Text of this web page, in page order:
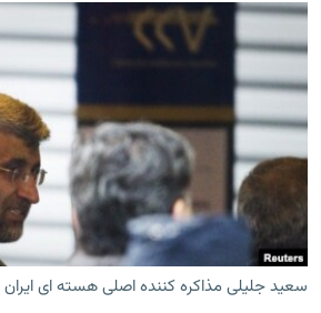
گزارش‌های تصویریزنان فردا
English
زبان‌های دیگر
سعید جلیلی مذاکره کننده اصلی هسته ای ایران